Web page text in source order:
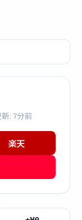
: 7分前
楽天